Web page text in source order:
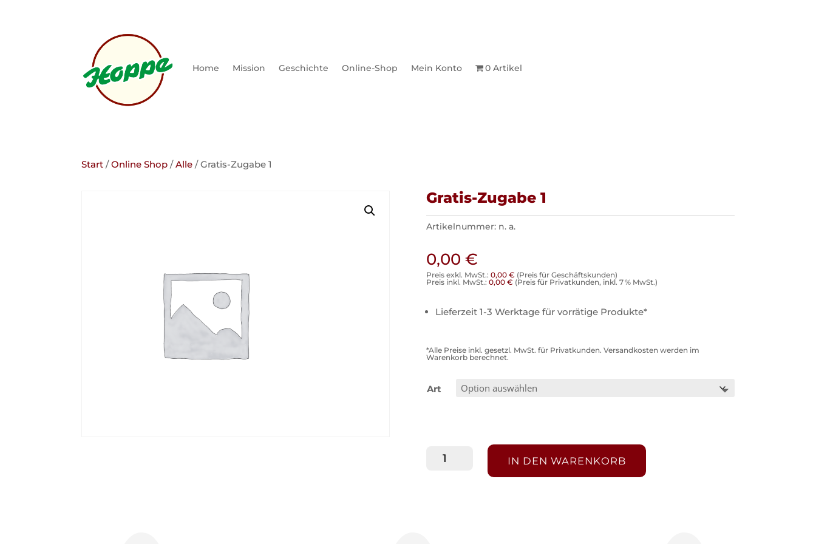
Home Mission Geschichte Online-Shop Mein Konto 0 Artikel
Start /Online Shop /Alle / Gratis-Zugabe 1
Gratis-Zugabe 1
Artikelnummer: n. a.
0,00 €
Preis exkl. MwSt.: 0,00 € (Preis für Geschäftskunden)
Preis inkl. MwSt.: 0,00 € (Preis für Privatkunden, inkl. 7 % MwSt.)
Lieferzeit 1-3 Werktage für vorrätige Produkte*
*Alle Preise inkl. gesetzl. MwSt. für Privatkunden. Versandkosten werden im
Warenkorb berechnet.
Art
Gratis-
IN DEN WARENKORB